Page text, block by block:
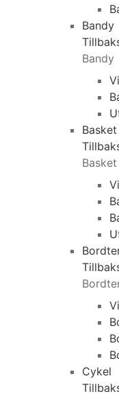
Bandy
Bandy
Basket
Basket
Cykel